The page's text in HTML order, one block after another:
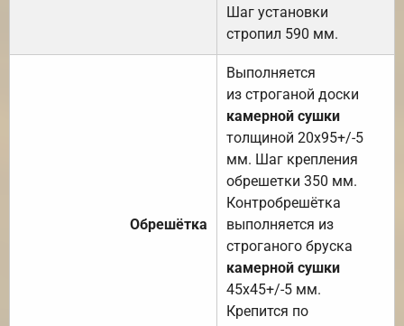
Шаг установки
стропил 590 мм.
Обрешётка
Выполняется
из строганой доски
камерной сушки
толщиной 20х95+/-5
мм. Шаг крепления
обрешетки 350 мм.
Контробрешётка
выполняется из
строганого бруска
камерной сушки
45х45+/-5 мм.
Крепится по